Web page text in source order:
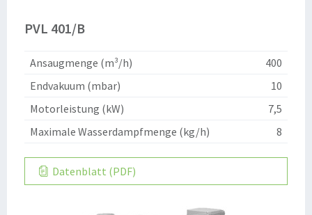
PVL 401/B
Ansaugmenge (m³/h)
400
Endvakuum (mbar)
10
Motorleistung (kW)
7,5
Maximale Wasserdampfmenge (kg/h)
8
Datenblatt (PDF)